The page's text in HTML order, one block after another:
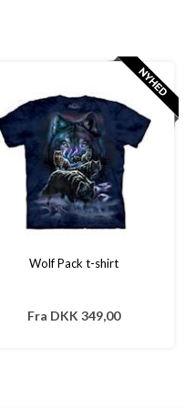
Wolf Pack t-shirt
Fra DKK 349,00